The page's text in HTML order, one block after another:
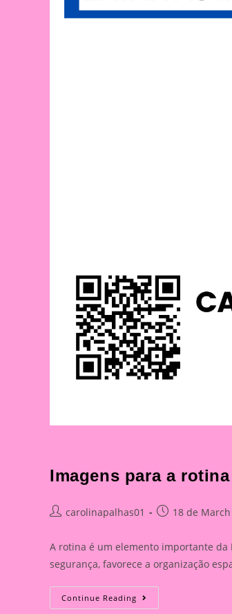
Imagens para a
Postcarolinapalhas01
Post18 de
A rotina é um elemento importante
segurança, favorece a organização
Continue Reading Imagens
Para